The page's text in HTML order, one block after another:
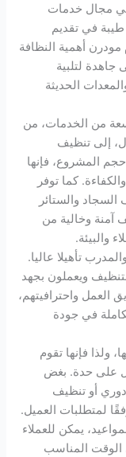
مجال خدمات
في تقديم
أهمية النظافة
لتلبية
الحديثة
من الخدمات، من
إلى تنظيف
المشروع، فإنها
كما توفر
والستائر
وخالية من
والبيئة.
تأهيلا عاليا.
ويعملون بجهد
العمل واحترافيتهم،
في جودة
فإنها تقوم
على حدة. بغض
أو تنظيف
لمتطلبات العميل.
يمكن للعملاء
المناسب